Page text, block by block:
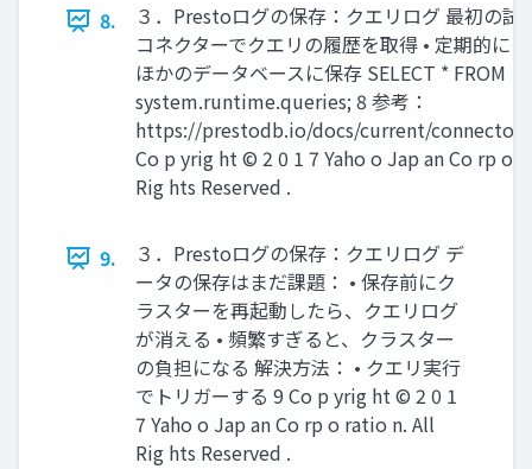
8.
３．Prestoログの保存：クエリログ 最初の試
コネクターでクエリの履歴を取得 • 定期的に
ほかのデータベースに保存 SELECT * FROM
system.runtime.queries; 8 参考：
https://prestodb.io/docs/current/
Co p yrig ht © 2 0 1 7 Yaho o Jap an Co rp o
Rig hts Reserved .
9.
３．Prestoログの保存：クエリログ デ
ータの保存はまだ課題： • 保存前にク
ラスターを再起動したら、クエリログ
が消える • 頻繁すぎると、クラスター
の負担になる 解決方法： • クエリ実行
でトリガーする 9 Co p yrig ht © 2 0 1
7 Yaho o Jap an Co rp o ratio n. All
Rig hts Reserved .